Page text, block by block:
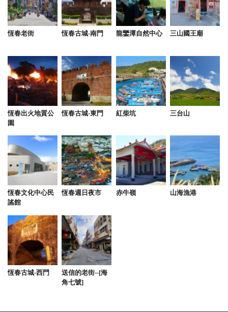
真的大推！
真的很讚 全新民宿 cp值超高 下次來墾丁還會來住
2018-02-08 23:26:50
每間房間的主題都好可愛。這裡很新很乾淨，設備也
很周全。下次和同學來屏東也要來住這裡包棟啊
2018-02-08 23:12:34
有自己的風格和特色 交通又方便 反正我很喜歡就對
了啦 下次來屏東我一定還會來住這！！！
2018-02-08 22:07:56
恆春老街 恆春古城-南門 龍鑾潭自然中心 三山國王廟
恆春出火地質公
園
恆春古城-東門 紅柴坑 三台山
恆春文化中心民
謠館
恆春週日夜市 赤牛嶺 山海漁港
恆春古城-西門
送信的老街--[海
角七號]